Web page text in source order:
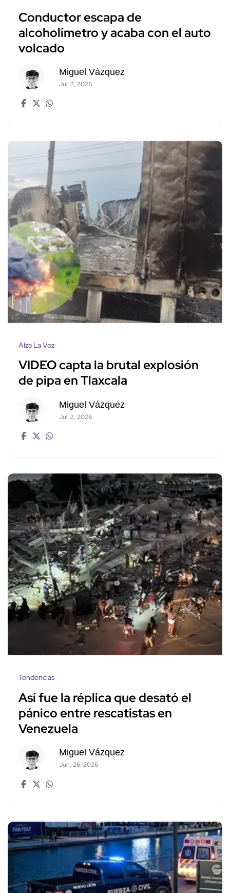
Conductor escapa de
alcoholímetro y acaba con el auto
volcado
Miguel Vázquez
Jul. 2, 2026
Alza La Voz
VIDEO capta la brutal explosión
de pipa en Tlaxcala
Miguel Vázquez
Jul. 2, 2026
Tendencias
Así fue la réplica que desató el
pánico entre rescatistas en
Venezuela
Miguel Vázquez
Jun. 26, 2026